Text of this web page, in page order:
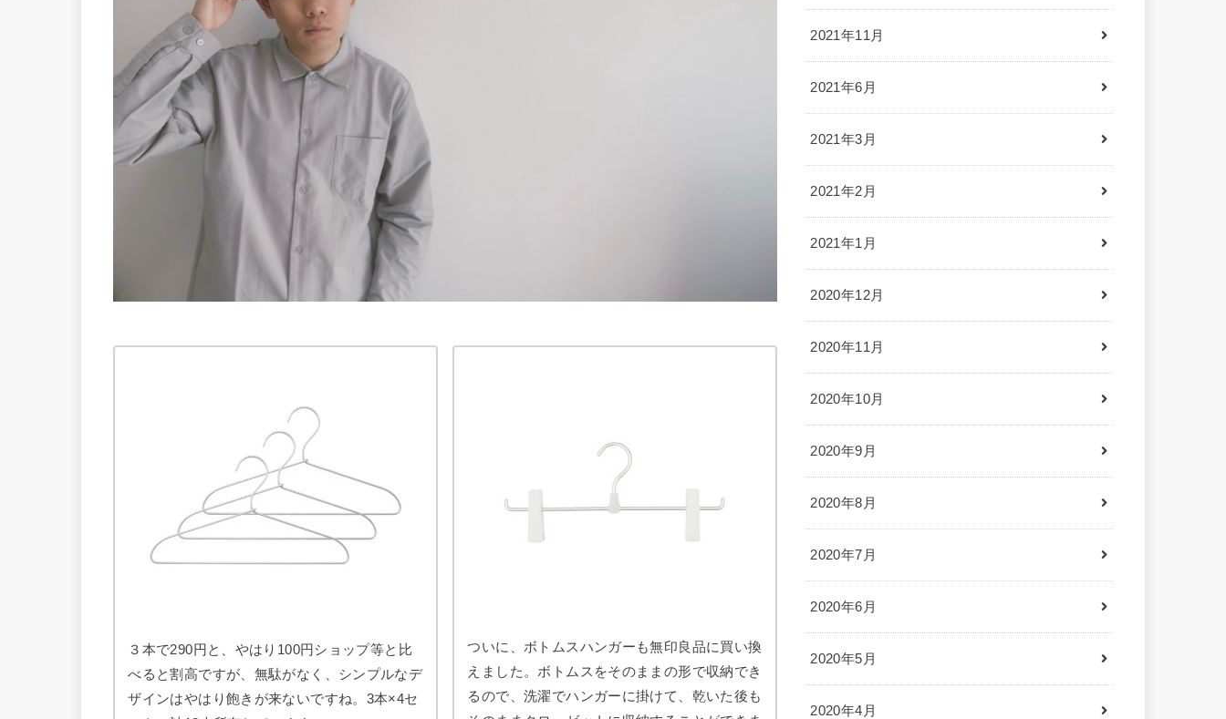
３本で290円と、やはり100円ショップ等と比
べると割高ですが、無駄がなく、シンプルなデ
ザインはやはり飽きが来ないですね。3本×4セ
ついに、ボトムスハンガーも無印良品に買い換
えました。ボトムスをそのままの形で収納でき
るので、洗濯でハンガーに掛けて、乾いた後も
2021年11月
2021年6月
2021年3月
2021年2月
2021年1月
2020年12月
2020年11月
2020年10月
2020年9月
2020年8月
2020年7月
2020年6月
2020年5月
2020年4月